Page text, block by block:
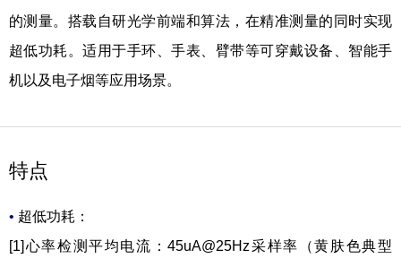
特点
• 超低功耗：
[1] 心率检测平均电流：45uA@25Hz采样率（黄肤色典型
的测量。搭载自研光学前端和算法，在精准测量的同时实现
超低功耗。适用于手环、手表、臂带等可穿戴设备、智能手
机以及电子烟等应用场景。